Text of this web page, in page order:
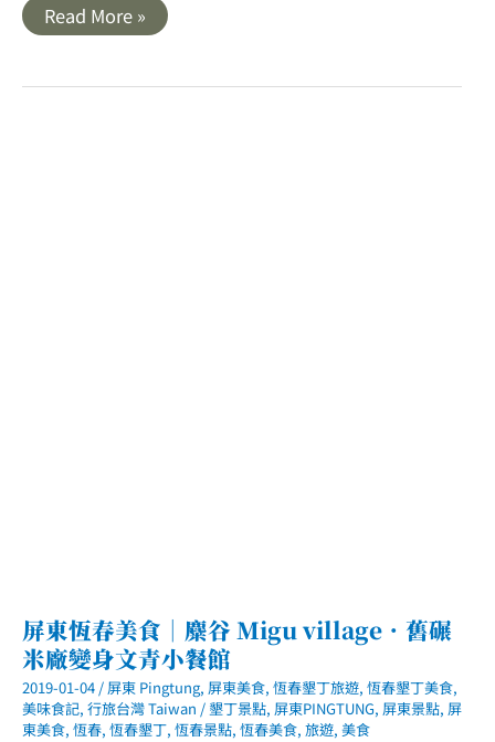
屏
東
美
Read More »
屏東恆春美食｜麋谷 Migu village．舊碾
米廠變身文青小餐館
2019-01-04 /屏東 Pingtung, 屏東美食, 恆春墾丁旅遊, 恆春墾丁美食,
美味食記, 行旅台灣 Taiwan / 墾丁景點, 屏東PINGTUNG, 屏東景點, 屏
東美食, 恆春, 恆春墾丁, 恆春景點, 恆春美食, 旅遊, 美食